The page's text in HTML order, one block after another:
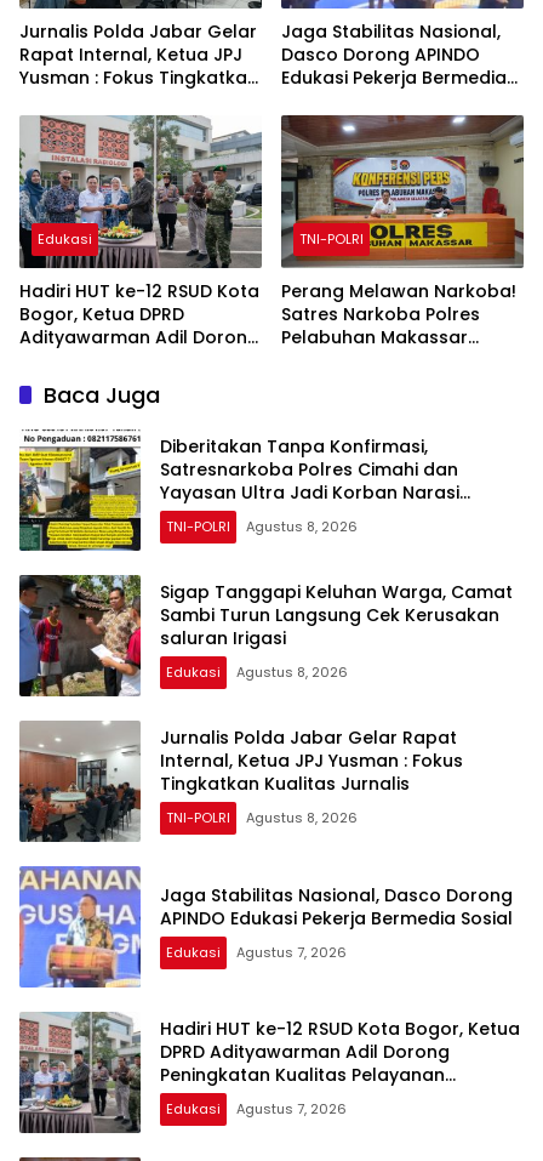
Jurnalis Polda Jabar Gelar
Rapat Internal, Ketua JPJ
Yusman : Fokus Tingkatkan
Jaga Stabilitas Nasional,
Dasco Dorong APINDO
Edukasi Pekerja Bermedia
Edukasi
Hadiri HUT ke-12 RSUD Kota
Bogor, Ketua DPRD
Adityawarman Adil Dorong
Pelayanan Kesehatan
TNI-POLRI
Perang Melawan Narkoba!
Satres Narkoba Polres
Pelabuhan Makassar
Baca Juga
Diberitakan Tanpa Konfirmasi,
Satresnarkoba Polres Cimahi dan
Yayasan Ultra Jadi Korban Narasi
Sepihak
TNI-POLRI Agustus 8, 2026
Sigap Tanggapi Keluhan Warga, Camat
Sambi Turun Langsung Cek Kerusakan
saluran Irigasi
Edukasi Agustus 8, 2026
Jurnalis Polda Jabar Gelar Rapat
Internal, Ketua JPJ Yusman : Fokus
Tingkatkan Kualitas Jurnalis
TNI-POLRI Agustus 8, 2026
Jaga Stabilitas Nasional, Dasco Dorong
APINDO Edukasi Pekerja Bermedia Sosial
Edukasi Agustus 7, 2026
Hadiri HUT ke-12 RSUD Kota Bogor, Ketua
DPRD Adityawarman Adil Dorong
Peningkatan Kualitas Pelayanan
Kesehatan
Edukasi Agustus 7, 2026